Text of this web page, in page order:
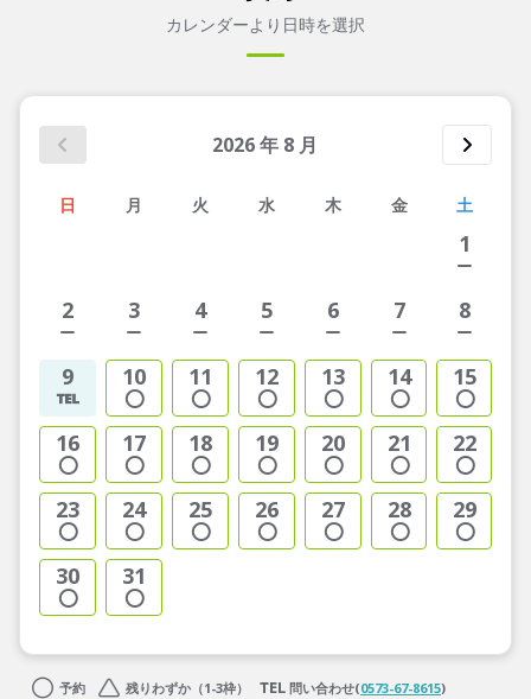
カレンダーより日時を選択
2026年 8 月
日 月 火 水 木 金 土
1
2 3 4 5 6 7 8
9 10 11 12 13 14 15
16 17 18 19 20 21 22
23 24 25 26 27 28 29
30 31
予約 残りわずか（1-3枠） 問い合わせ(0573-67-8615)